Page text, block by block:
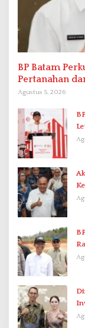
BP Batam
Pertanahan
Agustus 5, 2026